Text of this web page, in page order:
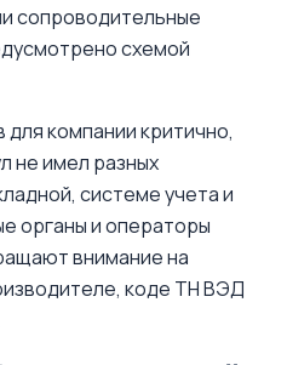
сопроводительные
схемой
компании критично,
не имел разных
системе учета и
органы и операторы
внимание на
коде ТН ВЭД